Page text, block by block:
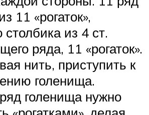
11 «рогаток»,
столбика из 4 ст.
ряда, 11 «рогаток».
нить, приступить к
голенища.
голенища нужно